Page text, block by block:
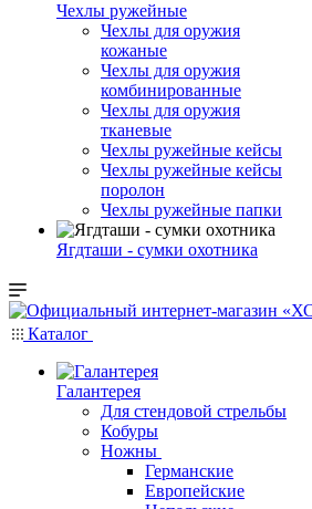
Чехлы ружейные
Чехлы для оружия
кожаные
Чехлы для оружия
комбинированные
Чехлы для оружия
тканевые
Чехлы ружейные кейсы
Чехлы ружейные кейсы
поролон
Чехлы ружейные папки
Ягдташи - сумки охотника
Каталог
Галантерея
Для стендовой стрельбы
Кобуры
Ножны
Германские
Европейские